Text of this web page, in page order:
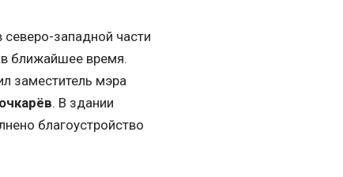
западной части
в ближайшее время.
заместитель мэра
. В здании
благоустройство